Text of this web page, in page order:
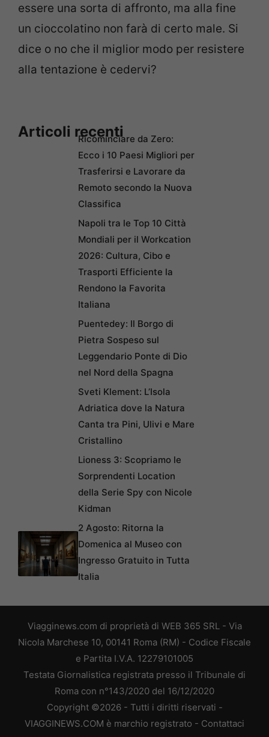
essere una sorta di affronto, ma alla fine
un cioccolatino non farà di certo male. Si
dice o no che il miglior modo per resistere
alla tentazione è cedervi?
Articoli recentiRicominciare da Zero:
Ecco i 10 Paesi Migliori per
Trasferirsi e Lavorare da
Remoto secondo la Nuova
Classifica
Napoli tra le Top 10 Città
Mondiali per il Workcation
2026: Cultura, Cibo e
Trasporti Efficiente la
Rendono la Favorita
Italiana
Puentedey: Il Borgo di
Pietra Sospeso sul
Leggendario Ponte di Dio
nel Nord della Spagna
Sveti Klement: L’Isola
Adriatica dove la Natura
Canta tra Pini, Ulivi e Mare
Cristallino
Lioness 3: Scopriamo le
Sorprendenti Location
della Serie Spy con Nicole
Kidman
2 Agosto: Ritorna la
Domenica al Museo con
Ingresso Gratuito in Tutta
Italia
Viagginews.com di proprietà di WEB 365 SRL - Via
Nicola Marchese 10, 00141 Roma (RM) - Codice Fiscale
e Partita I.V.A. 12279101005
Testata Giornalistica registrata presso il Tribunale di
Roma con n°143/2020 del 16/12/2020
Copyright ©2026 - Tutti i diritti riservati -
VIAGGINEWS.COM è marchio registrato - Contattaci